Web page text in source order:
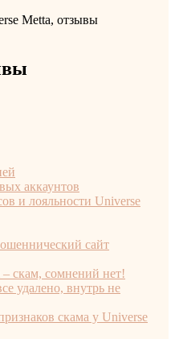
Metta, отзывы
аккаунтов
и лояльности Universe
сайт
– скам, сомнений нет!
удалено, внутрь не
скама у Universe